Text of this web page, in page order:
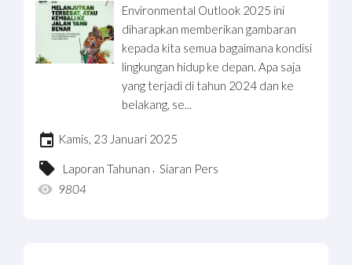
Environmental Outlook 2025 ini
diharapkan memberikan gambaran
kepada kita semua bagaimana kondisi
lingkungan hidup ke depan. Apa saja
yang terjadi di tahun 2024 dan ke
belakang, se...
Kamis, 23 Januari 2025
Laporan Tahunan , Siaran Pers
9804